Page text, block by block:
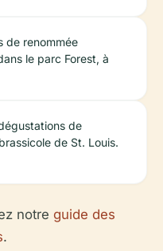
de renommée
le parc Forest, à
de
de St. Louis.
notre guide des
.